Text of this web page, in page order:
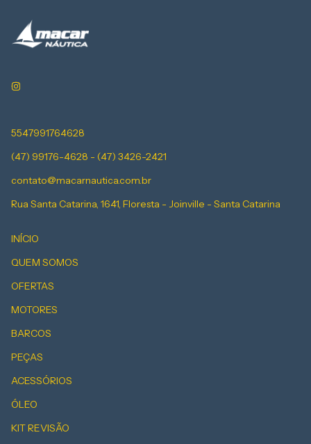
5547991764628
(47) 99176-4628 - (47) 3426-2421
contato@macarnautica.com.br
Rua Santa Catarina, 1641, Floresta - Joinville - Santa Catarina
INÍCIO
QUEM SOMOS
OFERTAS
MOTORES
BARCOS
PEÇAS
ACESSÓRIOS
ÓLEO
KIT REVISÃO